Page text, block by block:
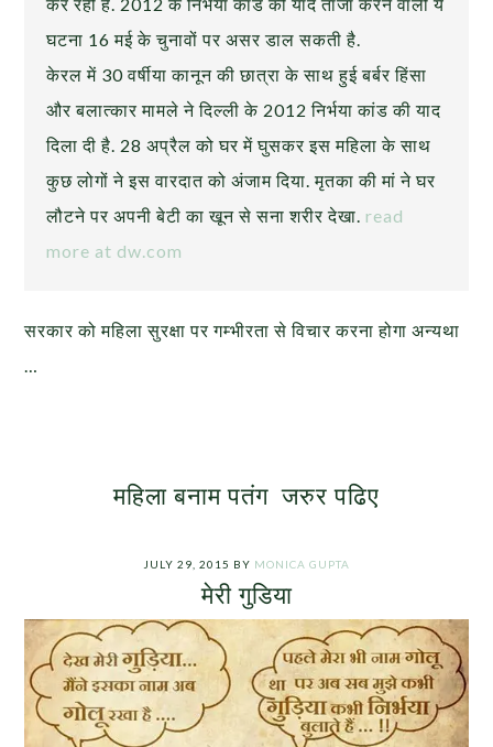
घटना 16 मई के चुनावों पर असर डाल सकती है.
केरल में 30 वर्षीया कानून की छात्रा के साथ हुई बर्बर हिंसा
और बलात्कार मामले ने दिल्ली के 2012 निर्भया कांड की याद
दिला दी है. 28 अप्रैल को घर में घुसकर इस महिला के साथ
कुछ लोगों ने इस वारदात को अंजाम दिया. मृतका की मां ने घर
लौटने पर अपनी बेटी का खून से सना शरीर देखा. read
more at dw.com
सरकार को महिला सुरक्षा पर गम्भीरता से विचार करना होगा अन्यथा
…
महिला बनाम पतंग जरुर पढिए
JULY 29, 2015 BY MONICA GUPTA
मेरी गुडिया